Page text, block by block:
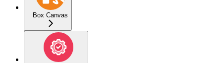
Box Canvas